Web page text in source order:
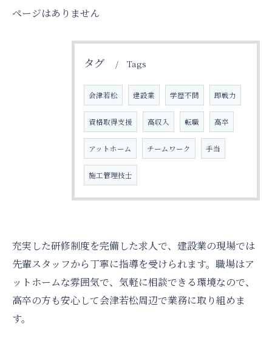
ページはありません
タグ Tags
会津若松 建設業 学歴不問 即戦力
資格取得支援 高収入 転職 高卒
アットホーム チームワーク 手当
施工管理技士
充実した研修制度を完備した求人で、建設業の現場では
先輩スタッフから丁寧に指導を受けられます。職場はア
ットホームな雰囲気で、気軽に相談できる環境なので、
高卒の方も安心して会津若松周辺で業務に取り組めま
す。